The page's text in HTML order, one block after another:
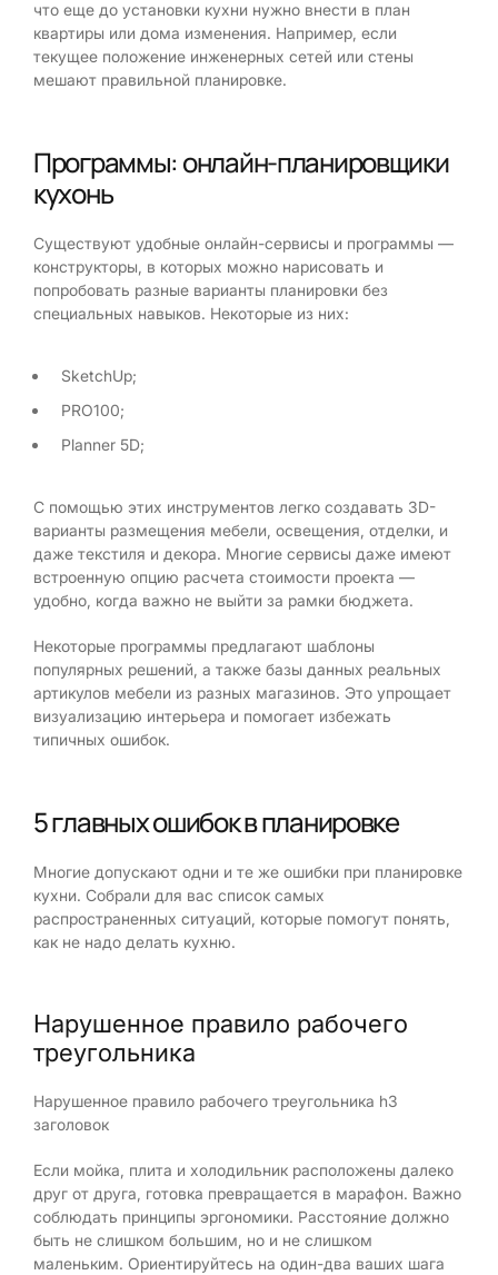
что еще до установки кухни нужно внести в план
квартиры или дома изменения. Например, если
текущее положение инженерных сетей или стены
мешают правильной планировке.
Программы: онлайн-планировщики
кухонь
Существуют удобные онлайн-сервисы и программы —
конструкторы, в которых можно нарисовать и
попробовать разные варианты планировки без
специальных навыков. Некоторые из них:
SketchUp;
PRO100;
Planner 5D;
С помощью этих инструментов легко создавать 3D-
варианты размещения мебели, освещения, отделки, и
даже текстиля и декора. Многие сервисы даже имеют
встроенную опцию расчета стоимости проекта —
удобно, когда важно не выйти за рамки бюджета.
Некоторые программы предлагают шаблоны
популярных решений, а также базы данных реальных
артикулов мебели из разных магазинов. Это упрощает
визуализацию интерьера и помогает избежать
типичных ошибок.
5 главных ошибок в планировке
Многие допускают одни и те же ошибки при планировке
кухни. Собрали для вас список самых
распространенных ситуаций, которые помогут понять,
как не надо делать кухню.
Нарушенное правило рабочего
треугольника
Нарушенное правило рабочего треугольника h3
заголовок
Если мойка, плита и холодильник расположены далеко
друг от друга, готовка превращается в марафон. Важно
соблюдать принципы эргономики. Расстояние должно
быть не слишком большим, но и не слишком
маленьким. Ориентируйтесь на один-два ваших шага